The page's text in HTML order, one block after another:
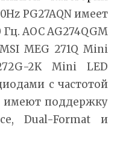
PG27AQN имеет
AOC AG274QGM
MEG 271Q Mini
2K Mini LED
с частотой
имеют поддержку
Dual-Format и